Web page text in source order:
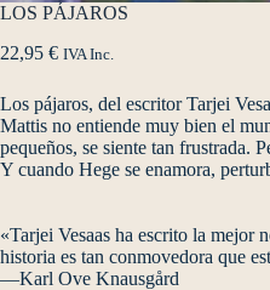
LOS PÁJAROS
22,95 € IVA Inc.
Los pájaros, del escritor Tarjei
Mattis no entiende muy bien el
pequeños, se siente tan frustrada.
Y cuando Hege se enamora,
«Tarjei Vesaas ha escrito la mejor
historia es tan conmovedora que
—Karl Ove Knausgård